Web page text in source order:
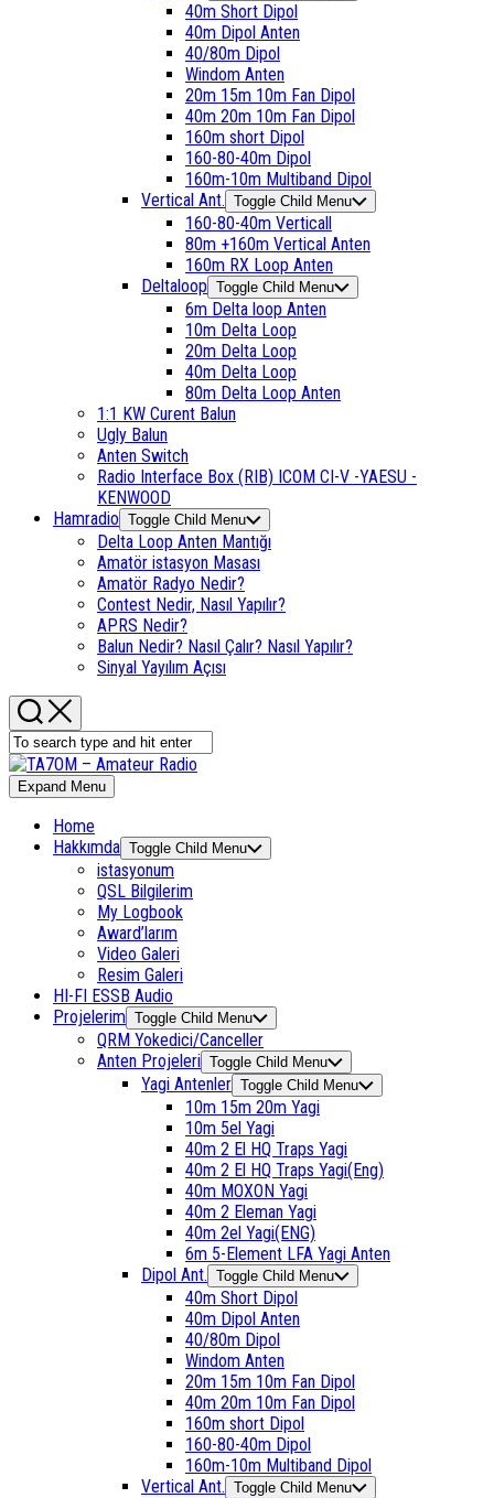
40m Short Dipol
40m Dipol Anten
40/80m Dipol
Windom Anten
20m 15m 10m Fan Dipol
40m 20m 10m Fan Dipol
160m short Dipol
160-80-40m Dipol
160m-10m Multiband Dipol
Vertical Ant. Toggle Child Menu
160-80-40m Verticall
80m +160m Vertical Anten
160m RX Loop Anten
Deltaloop Toggle Child Menu
6m Delta loop Anten
10m Delta Loop
20m Delta Loop
40m Delta Loop
80m Delta Loop Anten
1:1 KW Curent Balun
Ugly Balun
Anten Switch
Radio Interface Box (RIB) ICOM CI-V -YAESU -
KENWOOD
Hamradio Toggle Child Menu
Delta Loop Anten Mantığı
Amatör istasyon Masası
Amatör Radyo Nedir?
Contest Nedir, Nasıl Yapılır?
APRS Nedir?
Balun Nedir? Nasıl Çalır? Nasıl Yapılır?
Sinyal Yayılım Açısı
Expand Menu
Home
Hakkımda Toggle Child Menu
istasyonum
QSL Bilgilerim
My Logbook
Award’larım
Video Galeri
Resim Galeri
HI-FI ESSB Audio
Projelerim Toggle Child Menu
QRM Yokedici/Canceller
Anten Projeleri Toggle Child Menu
Yagi Antenler Toggle Child Menu
10m 15m 20m Yagi
10m 5el Yagi
40m 2 El HQ Traps Yagi
40m 2 El HQ Traps Yagi(Eng)
40m MOXON Yagi
40m 2 Eleman Yagi
40m 2el Yagi(ENG)
6m 5-Element LFA Yagi Anten
Dipol Ant. Toggle Child Menu
40m Short Dipol
40m Dipol Anten
40/80m Dipol
Windom Anten
20m 15m 10m Fan Dipol
40m 20m 10m Fan Dipol
160m short Dipol
160-80-40m Dipol
160m-10m Multiband Dipol
Vertical Ant. Toggle Child Menu